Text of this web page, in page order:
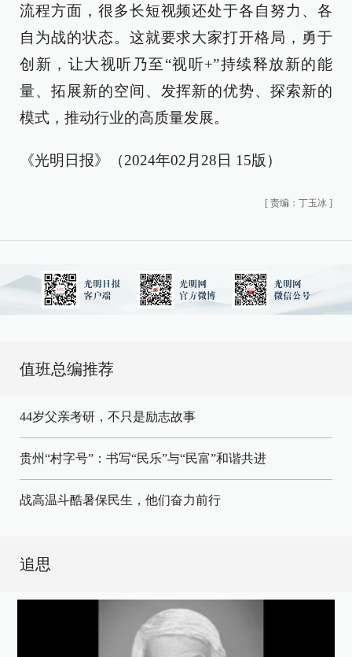
流程方面，很多长短视频还处于各自努力、各
自为战的状态。这就要求大家打开格局，勇于
创新，让大视听乃至“视听+”持续释放新的能
量、拓展新的空间、发挥新的优势、探索新的
模式，推动行业的高质量发展。
《光明日报》（2024年02月28日 15版）
[ 责编：丁玉冰 ]
值班总编推荐
44岁父亲考研，不只是励志故事
贵州“村字号”：书写“民乐”与“民富”和谐共进
战高温斗酷暑保民生，他们奋力前行
追思